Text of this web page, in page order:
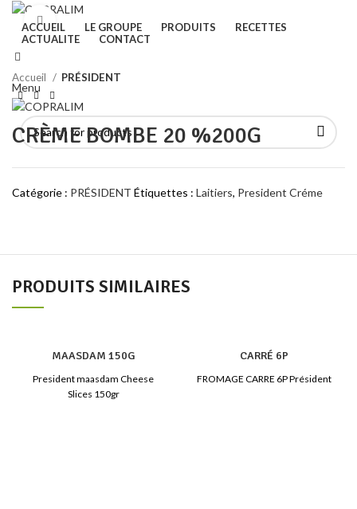
ACCUEIL LE GROUPE PRODUITS
RECETTES
ACTUALITE
CONTACT
Menu
Click to enlarge
Accueil PRÉSIDENT
CRÈME BOMBE 20 %200G
Catégorie : PRÉSIDENT Étiquettes : Laitiers, President Créme
PRODUITS SIMILAIRES
MAASDAM 150G
President maasdam Cheese
Slices 150gr
CARRÉ 6P
FROMAGE CARRE 6P Président